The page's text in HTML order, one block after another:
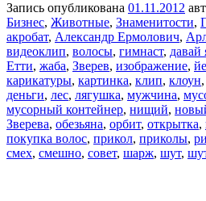
Запись опубликована 01.11.2012
Бизнес, Животные, Знаменитости,
акробат, Александр Ермолович,
видеоклип, волосы, гимнаст, давай
Етти, жаба, Зверев, изображение,
карикатуры, картинка, клип, клоун,
деньги, лес, лягушка, мужчина,
мусорный контейнер, нищий,
Зверева, обезьяна, орбит, открытка,
покупка волос, прикол, приколы,
смех, смешно, совет, шарж, шут,